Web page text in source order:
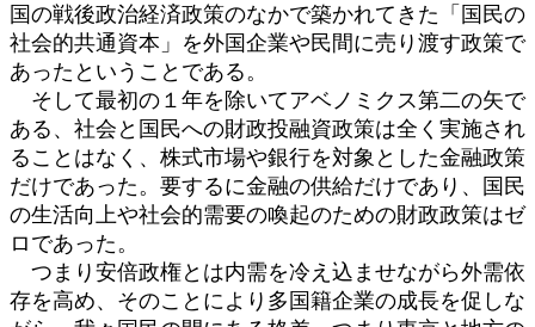
国の戦後政治経済政策のなかで築かれてきた「国民の
社会的共通資本」を外国企業や民間に売り渡す政策で
あったということである。
そして最初の１年を除いてアベノミクス第二の矢で
ある、社会と国民への財政投融資政策は全く実施され
ることはなく、株式市場や銀行を対象とした金融政策
だけであった。要するに金融の供給だけであり、国民
の生活向上や社会的需要の喚起のための財政政策はゼ
ロであった。
つまり安倍政権とは内需を冷え込ませながら外需依
存を高め、そのことにより多国籍企業の成長を促しな